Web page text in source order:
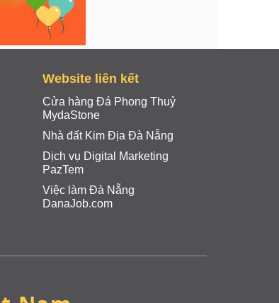
Website liên kết
Cửa hàng Đá Phong Thuỷ
MydaStone
Nhà đất Kim Địa Đà Nẵng
Dịch vụ Digital Marketing
PazTem
Việc làm Đà Nẵng
DanaJob.com